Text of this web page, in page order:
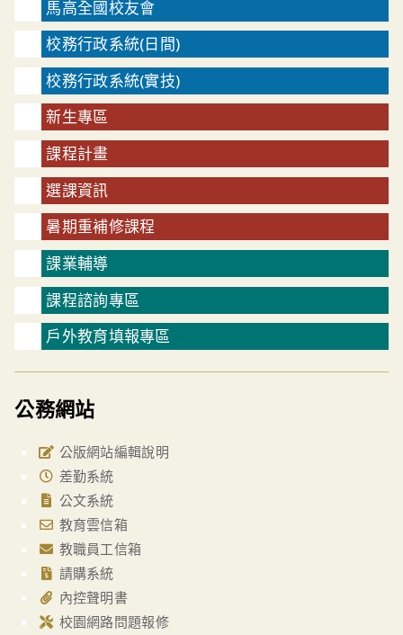
馬高全國校友會
校務行政系統(日間)
校務行政系統(實技)
新生專區
課程計畫
選課資訊
暑期重補修課程
課業輔導
課程諮詢專區
戶外教育填報專區
公務網站
公版網站編輯說明
差勤系統
公文系統
教育雲信箱
教職員工信箱
請購系統
內控聲明書
校園網路問題報修